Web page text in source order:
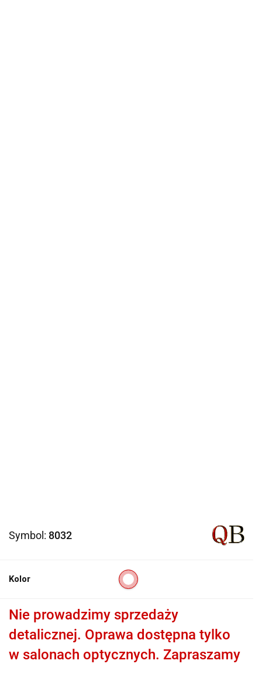
Symbol: 8032
Kolor
Nie prowadzimy sprzedaży
detalicznej. Oprawa dostępna tylko
w salonach optycznych. Zapraszamy